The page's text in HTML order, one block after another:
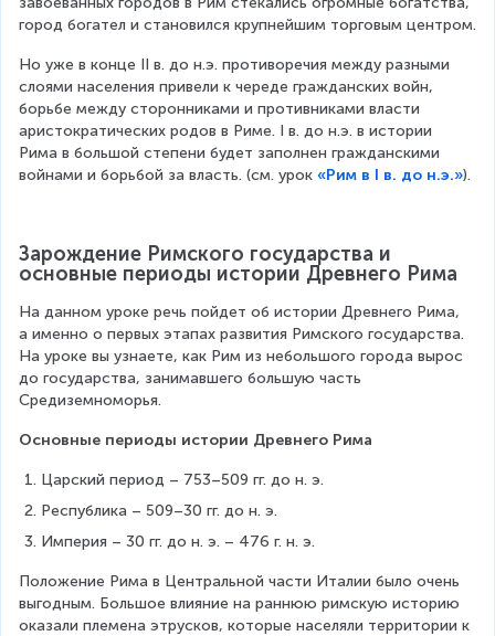
город богател и становился крупнейшим торговым центром.
Но уже в конце II в. до н.э. противоречия между разными
слоями населения привели к череде гражданских войн,
борьбе между сторонниками и противниками власти
аристократических родов в Риме. I в. до н.э. в истории
Рима в большой степени будет заполнен гражданскими
войнами и борьбой за власть. (см. урок «Рим в I в. до н.э.»).
Зарождение Римского государства и
основные периоды истории Древнего Рима
На данном уроке речь пойдет об истории Древнего Рима,
а именно о первых этапах развития Римского государства.
На уроке вы узнаете, как Рим из небольшого города вырос
до государства, занимавшего большую часть
Средиземноморья.
Основные периоды истории Древнего Рима
Царский период – 753–509 гг. до н. э.
Республика – 509–30 гг. до н. э.
Империя – 30 гг. до н. э. – 476 г. н. э.
Положение Рима в Центральной части Италии было очень
выгодным. Большое влияние на раннюю римскую историю
оказали племена этрусков, которые населяли территории к